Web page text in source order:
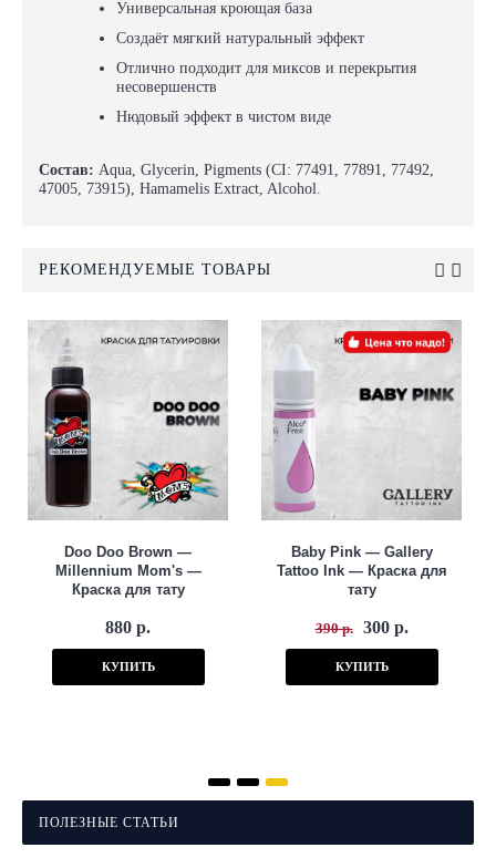
Универсальная кроющая база
Создаёт мягкий натуральный эффект
Отлично подходит для миксов и перекрытия
несовершенств
Нюдовый эффект в чистом виде
Состав: Aqua, Glycerin, Pigments (CI: 77491, 77891, 77492,
47005, 73915), Hamamelis Extract, Alcohol.
РЕКОМЕНДУЕМЫЕ ТОВАРЫ
Doo Doo Brown —
Millennium Mom's —
Краска для тату
880 р.
КУПИТЬ
Baby Pink — Gallery
Tattoo Ink — Краска для
тату
390 р. 300 р.
КУПИТЬ
ПОЛЕЗНЫЕ СТАТЬИ